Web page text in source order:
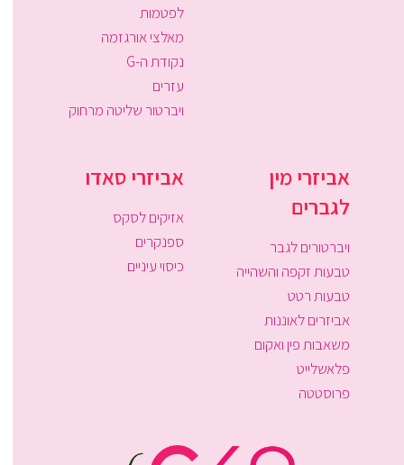
לפטמות
מאלצי אורגזמה
נקודת ה-G
עזרים
ויברטור שליטה מרחוק
אביזרי מין
לגברים
ויברטורים לגבר
טבעות זקפה והשהייה
טבעות רטט
אביזרים לאוננות
משאבות פין ואקום
פלאשלייט
פרוסטטה
אביזרי סאדו
אזיקים לסקס
ספנקרים
כיסוי עיניים